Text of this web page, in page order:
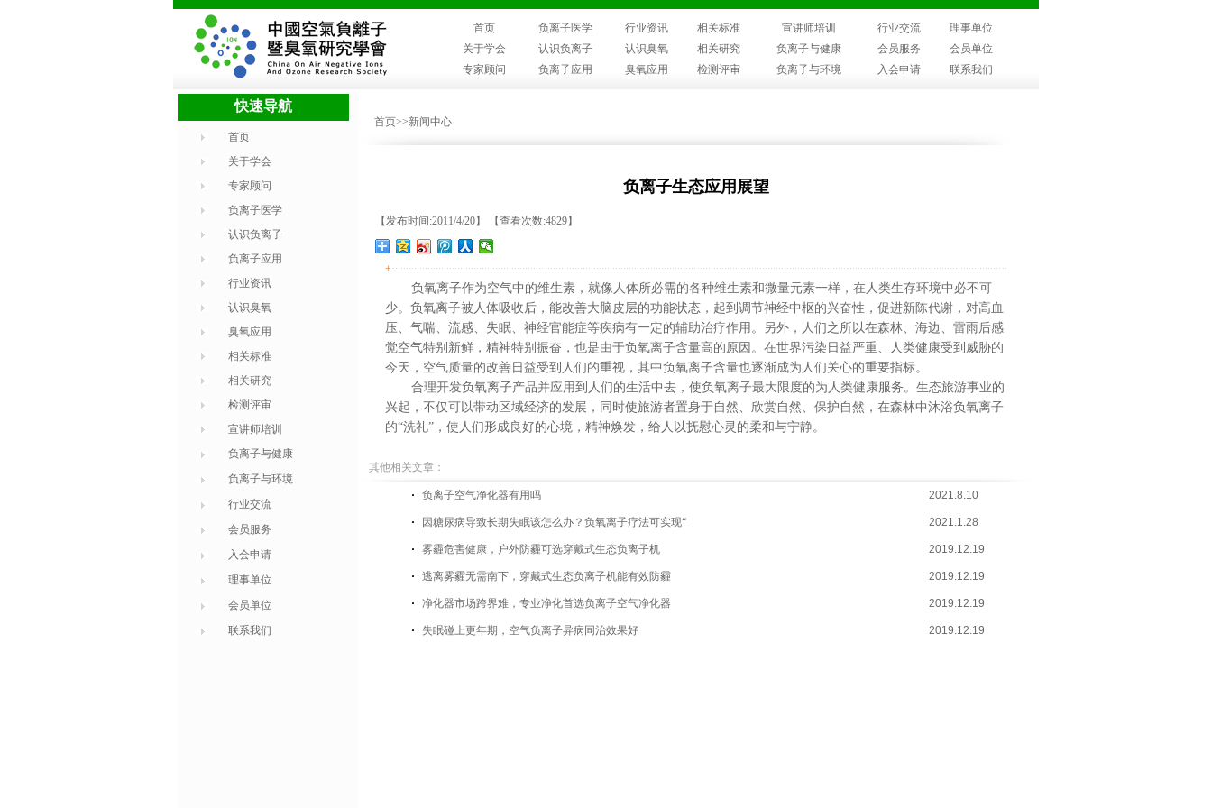
首页 负离子医学 行业资讯 相关标准 宣讲师培训 行业交流
理事单位
关于学会
认识负离子 认识臭氧 相关研究 负离子与健康 会员服务
会员单位
专家顾问
负离子应用 臭氧应用 检测评审 负离子与环境 入会申请 联系我们
快速导航
首页
关于学会
专家顾问
负离子医学
认识负离子
负离子应用
行业资讯
认识臭氧
臭氧应用
相关标准
相关研究
检测评审
宣讲师培训
负离子与健康
负离子与环境
行业交流
会员服务
入会申请
理事单位
会员单位
联系我们
首页>>新闻中心
负离子生态应用展望
【发布时间:2011/4/20】 【查看次数:4829】
+
负氧离子作为空气中的维生素，就像人体所必需的各种维生素和微量元素一样，在人类生存环境中必不可
少。负氧离子被人体吸收后，能改善大脑皮层的功能状态，起到调节神经中枢的兴奋性，促进新陈代谢，对高血
压、气喘、流感、失眠、神经官能症等疾病有一定的辅助治疗作用。另外，人们之所以在森林、海边、雷雨后感
觉空气特别新鲜，精神特别振奋，也是由于负氧离子含量高的原因。在世界污染日益严重、人类健康受到威胁的
今天，空气质量的改善日益受到人们的重视，其中负氧离子含量也逐渐成为人们关心的重要指标。
合理开发负氧离子产品并应用到人们的生活中去，使负氧离子最大限度的为人类健康服务。生态旅游事业的
兴起，不仅可以带动区域经济的发展，同时使旅游者置身于自然、欣赏自然、保护自然，在森林中沐浴负氧离子
的“洗礼”，使人们形成良好的心境，精神焕发，给人以抚慰心灵的柔和与宁静。
其他相关文章：
负离子空气净化器有用吗 2021.8.10
因糖尿病导致长期失眠该怎么办？负氧离子疗法可实现“ 2021.1.28
雾霾危害健康，户外防霾可选穿戴式生态负离子机 2019.12.19
逃离雾霾无需南下，穿戴式生态负离子机能有效防霾 2019.12.19
净化器市场跨界难，专业净化首选负离子空气净化器 2019.12.19
失眠碰上更年期，空气负离子异病同治效果好 2019.12.19